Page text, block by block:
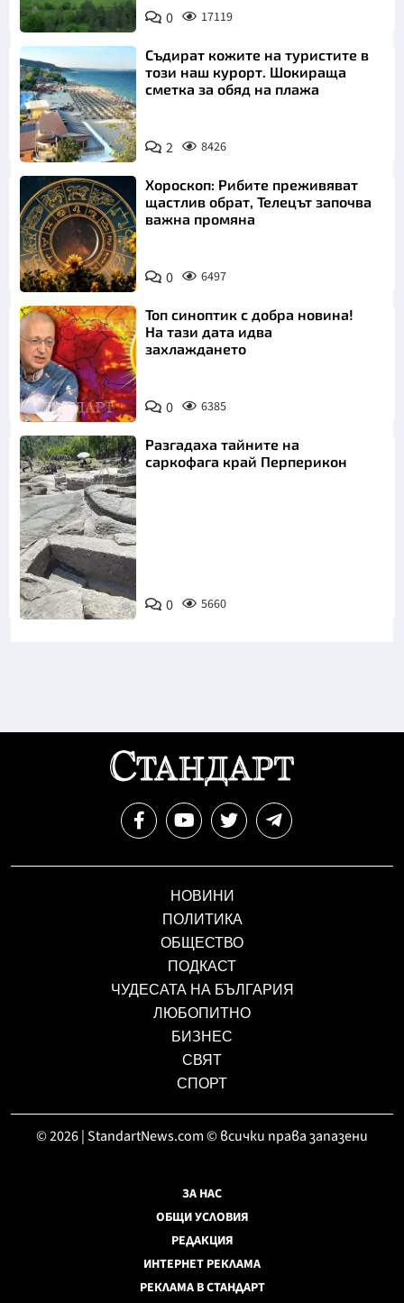
0 17119
Съдират кожите на туристите в
този наш курорт. Шокираща
сметка за обяд на плажа
2 8426
Хороскоп: Рибите преживяват
щастлив обрат, Телецът започва
важна промяна
0 6497
Топ синоптик с добра новина!
На тази дата идва
захлаждането
0 6385
Снимка:
Bulgaria ON
AIR
Разгадаха тайните на
саркофага край Перперикон
0 5660
НОВИНИ
ПОЛИТИКА
ОБЩЕСТВО
ПОДКАСТ
ЧУДЕСАТА НА БЪЛГАРИЯ
ЛЮБОПИТНО
БИЗНЕС
СВЯТ
СПОРТ
© 2026 | StandartNews.com © всички права запазени
ЗА НАС
ОБЩИ УСЛОВИЯ
РЕДАКЦИЯ
ИНТЕРНЕТ РЕКЛАМА
РЕКЛАМА В СТАНДАРТ